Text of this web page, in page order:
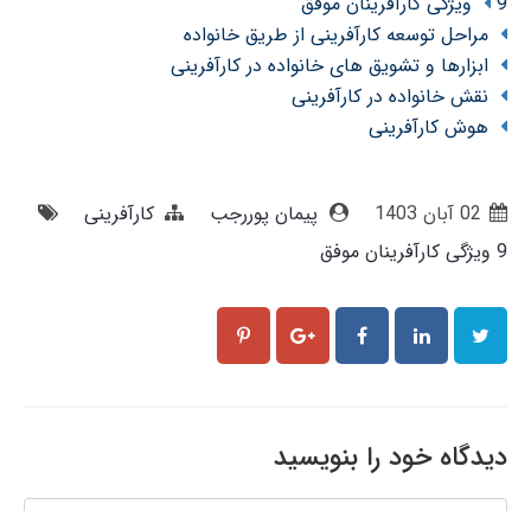
مراحل توسعه کارآفرینی از طریق خانواده
ابزارها و تشویق های خانواده در کارآفرینی
نقش خانواده در کارآفرینی
هوش کارآفرینی
02 آبان 1403 پیمان پوررجب
کارآفرینی
دیدگاه خود را بنویسید